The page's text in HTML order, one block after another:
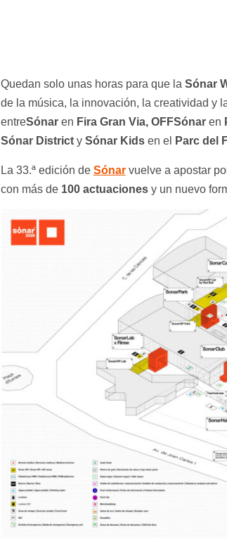
Quedan solo unas horas para que la Sónar
de la música, la innovación, la creatividad y
entreSónar en Fira Gran Via, OFFSónar en
Sónar District y Sónar Kids en el Parc del
La 33.ª edición de Sónarvuelve a apostar
con más de 100 actuacionesy un nuevo